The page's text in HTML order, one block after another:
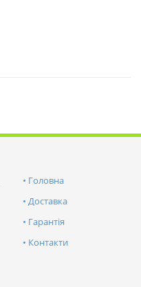
Головна
Доставка
Гарантія
Контакти